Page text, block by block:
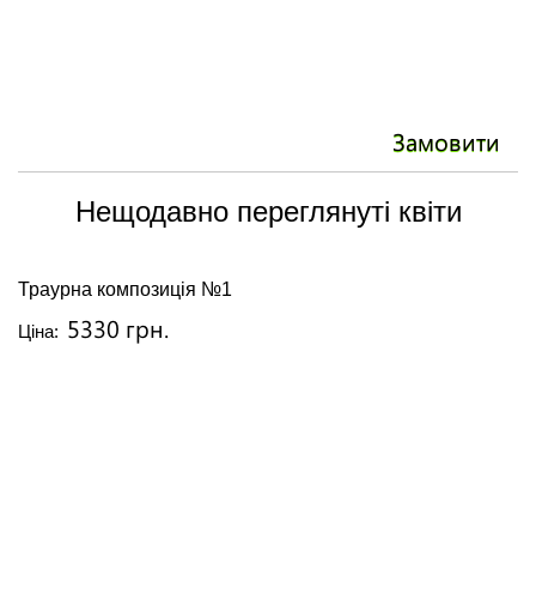
Замовити
Нещодавно переглянуті квіти
Траурна композиція №1
Ціна: 5330 грн.